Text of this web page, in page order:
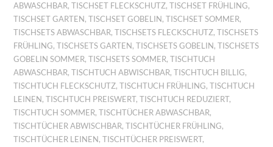
ABWASCHBAR,TISCHSET FLECKSCHUTZ,TISCHSET FRÜHLING,
TISCHSET GARTEN ,TISCHSET GOBELIN ,TISCHSET SOMMER,
TISCHSETS ABWASCHBAR,TISCHSETS FLECKSCHUTZ,TISCHSETS
FRÜHLING,TISCHSETS GARTEN ,TISCHSETS GOBELIN ,TISCHSETS
GOBELIN SOMMER,TISCHSETS SOMMER,TISCHTUCH
ABWASCHBAR,TISCHTUCH ABWISCHBAR,TISCHTUCH BILLIG,
TISCHTUCH FLECKSCHUTZ,TISCHTUCH FRÜHLING,TISCHTUCH
LEINEN ,TISCHTUCH PREISWERT,TISCHTUCH REDUZIERT,
TISCHTUCH SOMMER,TISCHTÜCHER ABWASCHBAR,
TISCHTÜCHER ABWISCHBAR,TISCHTÜCHER FRÜHLING,
TISCHTÜCHER LEINEN ,TISCHTÜCHER PREISWERT,